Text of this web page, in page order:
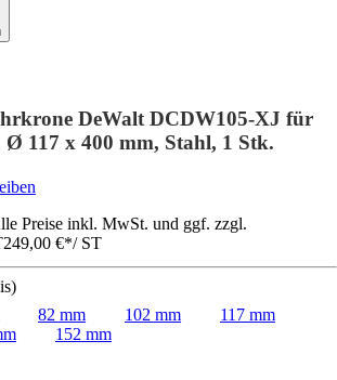
DeWalt DCDW105-XJ für
117 x 400 mm, Stahl, 1 Stk.
Preise inkl. MwSt. und ggf. zzgl.
249,00 €*/ ST
82 mm 102 mm
117 mm
152 mm